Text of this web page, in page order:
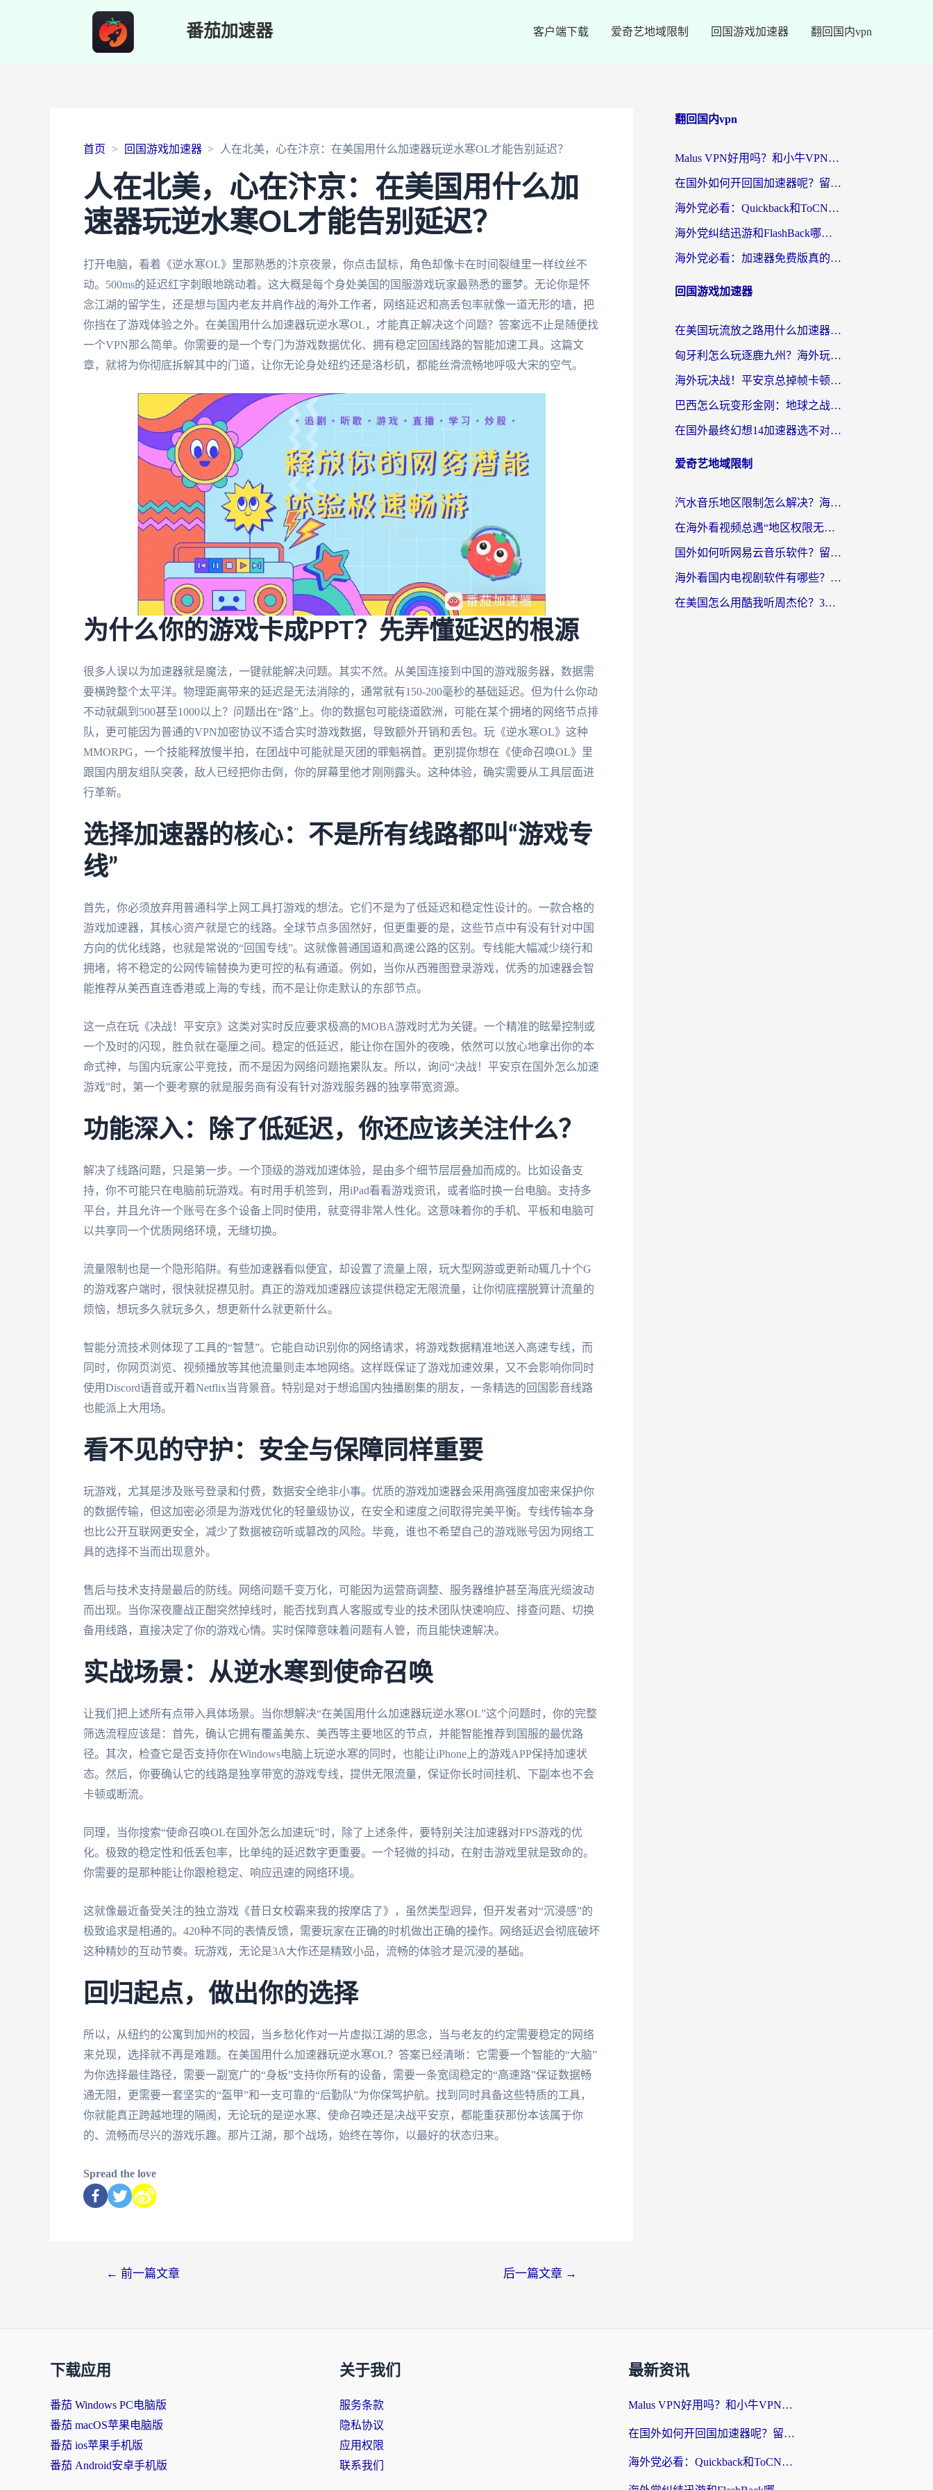
番茄加速器 客户端下载 爱奇艺地域限制 回国游戏加速器 翻回国内vpn
首页 回国游戏加速器 人在北美，心在汴京：在美国用什么加速器玩逆水寒OL才能告别延迟？
人在北美，心在汴京：在美国用什么加
速器玩逆水寒OL才能告别延迟？
打开电脑，看着《逆水寒OL》里那熟悉的汴京夜景，你点击鼠标，角色却像卡在时间裂缝里一样纹丝不
动。500ms的延迟红字刺眼地跳动着。这大概是每个身处美国的国服游戏玩家最熟悉的噩梦。无论你是怀
念江湖的留学生，还是想与国内老友并肩作战的海外工作者，网络延迟和高丢包率就像一道无形的墙，把
你挡在了游戏体验之外。在美国用什么加速器玩逆水寒OL，才能真正解决这个问题？答案远不止是随便找
一个VPN那么简单。你需要的是一个专门为游戏数据优化、拥有稳定回国线路的智能加速工具。这篇文
章，就将为你彻底拆解其中的门道，让你无论身处纽约还是洛杉矶，都能丝滑流畅地呼吸大宋的空气。
为什么你的游戏卡成PPT？先弄懂延迟的根源
很多人误以为加速器就是魔法，一键就能解决问题。其实不然。从美国连接到中国的游戏服务器，数据需
要横跨整个太平洋。物理距离带来的延迟是无法消除的，通常就有150-200毫秒的基础延迟。但为什么你动
不动就飙到500甚至1000以上？问题出在“路”上。你的数据包可能绕道欧洲，可能在某个拥堵的网络节点排
队，更可能因为普通的VPN加密协议不适合实时游戏数据，导致额外开销和丢包。玩《逆水寒OL》这种
MMORPG，一个技能释放慢半拍，在团战中可能就是灭团的罪魁祸首。更别提你想在《使命召唤OL》里
跟国内朋友组队突袭，敌人已经把你击倒，你的屏幕里他才刚刚露头。这种体验，确实需要从工具层面进
行革新。
选择加速器的核心：不是所有线路都叫“游戏专
线”
首先，你必须放弃用普通科学上网工具打游戏的想法。它们不是为了低延迟和稳定性设计的。一款合格的
游戏加速器，其核心资产就是它的线路。全球节点多固然好，但更重要的是，这些节点中有没有针对中国
方向的优化线路，也就是常说的“回国专线”。这就像普通国道和高速公路的区别。专线能大幅减少绕行和
拥堵，将不稳定的公网传输替换为更可控的私有通道。例如，当你从西雅图登录游戏，优秀的加速器会智
能推荐从美西直连香港或上海的专线，而不是让你走默认的东部节点。
这一点在玩《决战！平安京》这类对实时反应要求极高的MOBA游戏时尤为关键。一个精准的眩晕控制或
一个及时的闪现，胜负就在毫厘之间。稳定的低延迟，能让你在国外的夜晚，依然可以放心地拿出你的本
命式神，与国内玩家公平竞技，而不是因为网络问题拖累队友。所以，询问“决战！平安京在国外怎么加速
游戏”时，第一个要考察的就是服务商有没有针对游戏服务器的独享带宽资源。
功能深入：除了低延迟，你还应该关注什么？
解决了线路问题，只是第一步。一个顶级的游戏加速体验，是由多个细节层层叠加而成的。比如设备支
持，你不可能只在电脑前玩游戏。有时用手机签到，用iPad看看游戏资讯，或者临时换一台电脑。支持多
平台，并且允许一个账号在多个设备上同时使用，就变得非常人性化。这意味着你的手机、平板和电脑可
以共享同一个优质网络环境，无缝切换。
流量限制也是一个隐形陷阱。有些加速器看似便宜，却设置了流量上限，玩大型网游或更新动辄几十个G
的游戏客户端时，很快就捉襟见肘。真正的游戏加速器应该提供稳定无限流量，让你彻底摆脱算计流量的
烦恼，想玩多久就玩多久，想更新什么就更新什么。
智能分流技术则体现了工具的“智慧”。它能自动识别你的网络请求，将游戏数据精准地送入高速专线，而
同时，你网页浏览、视频播放等其他流量则走本地网络。这样既保证了游戏加速效果，又不会影响你同时
使用Discord语音或开着Netflix当背景音。特别是对于想追国内独播剧集的朋友，一条精选的回国影音线路
也能派上大用场。
看不见的守护：安全与保障同样重要
玩游戏，尤其是涉及账号登录和付费，数据安全绝非小事。优质的游戏加速器会采用高强度加密来保护你
的数据传输，但这加密必须是为游戏优化的轻量级协议，在安全和速度之间取得完美平衡。专线传输本身
也比公开互联网更安全，减少了数据被窃听或篡改的风险。毕竟，谁也不希望自己的游戏账号因为网络工
具的选择不当而出现意外。
售后与技术支持是最后的防线。网络问题千变万化，可能因为运营商调整、服务器维护甚至海底光缆波动
而出现。当你深夜鏖战正酣突然掉线时，能否找到真人客服或专业的技术团队快速响应、排查问题、切换
备用线路，直接决定了你的游戏心情。实时保障意味着问题有人管，而且能快速解决。
实战场景：从逆水寒到使命召唤
让我们把上述所有点带入具体场景。当你想解决“在美国用什么加速器玩逆水寒OL”这个问题时，你的完整
筛选流程应该是：首先，确认它拥有覆盖美东、美西等主要地区的节点，并能智能推荐到国服的最优路
径。其次，检查它是否支持你在Windows电脑上玩逆水寒的同时，也能让iPhone上的游戏APP保持加速状
态。然后，你要确认它的线路是独享带宽的游戏专线，提供无限流量，保证你长时间挂机、下副本也不会
卡顿或断流。
同理，当你搜索“使命召唤OL在国外怎么加速玩”时，除了上述条件，要特别关注加速器对FPS游戏的优
化。极致的稳定性和低丢包率，比单纯的延迟数字更重要。一个轻微的抖动，在射击游戏里就是致命的。
你需要的是那种能让你跟枪稳定、响应迅速的网络环境。
这就像最近备受关注的独立游戏《昔日女校霸来我的按摩店了》，虽然类型迥异，但开发者对“沉浸感”的
极致追求是相通的。420种不同的表情反馈，需要玩家在正确的时机做出正确的操作。网络延迟会彻底破坏
这种精妙的互动节奏。玩游戏，无论是3A大作还是精致小品，流畅的体验才是沉浸的基础。
回归起点，做出你的选择
所以，从纽约的公寓到加州的校园，当乡愁化作对一片虚拟江湖的思念，当与老友的约定需要稳定的网络
来兑现，选择就不再是难题。在美国用什么加速器玩逆水寒OL？答案已经清晰：它需要一个智能的“大脑”
为你选择最佳路径，需要一副宽广的“身板”支持你所有的设备，需要一条宽阔稳定的“高速路”保证数据畅
通无阻，更需要一套坚实的“盔甲”和一支可靠的“后勤队”为你保驾护航。找到同时具备这些特质的工具，
你就能真正跨越地理的隔阂，无论玩的是逆水寒、使命召唤还是决战平安京，都能重获那份本该属于你
的、流畅而尽兴的游戏乐趣。那片江湖，那个战场，始终在等你，以最好的状态归来。
Spread the love
← 前一篇文章 后一篇文章 →
翻回国内vpn
Malus VPN好用吗？和小牛VPN对比哪个回国效果更好？海外党亲测实用指南
在国外如何开回国加速器呢？留学生亲测的无缝访问国内资源指南
海外党必看：Quickback和ToCN好用吗？3分钟选对回国加速器的实用指南
海外党纠结迅游和FlashBack哪个好？2026实用指南教你选对回国加速器
海外党必看：加速器免费版真的能解决回国访问难题吗？附实用选择指南
回国游戏加速器
在美国玩流放之路用什么加速器？海外党国服游戏不卡顿的终极攻略
匈牙利怎么玩逐鹿九州？海外玩家国服游戏加速器终极指南（附永劫无间荣耀新三国解决方案）
海外玩决战！平安京总掉帧卡顿？用什么加速器比较好？实测指南来了
巴西怎么玩变形金刚：地球之战？海外玩家国服游戏加速终极指南（附新诛仙延迟密室逃脱18解决办法）
在国外最终幻想14加速器选不对？海外玩家的国服游戏加速避坑指南
爱奇艺地域限制
汽水音乐地区限制怎么解决？海外听国内音乐的实用指南来了
在海外看视频总遇“地区权限无法观看”？这篇攻略帮你轻松解锁国内影视动漫
国外如何听网易云音乐软件？留学生亲测有效的回国加速方案
海外看国内电视剧软件有哪些？海外党专属追剧指南来了
在美国怎么用酷我听周杰伦？3步解决海外听歌地域限制，附QQ音乐网易云通用技巧
下载应用
番茄 Windows PC电脑版
番茄 macOS苹果电脑版
番茄 ios苹果手机版
番茄 Android安卓手机版
关于我们
服务条款
隐私协议
应用权限
联系我们
最新资讯
Malus VPN好用吗？和小牛VPN对比哪个回国效果更好？海外党亲测实用指南
在国外如何开回国加速器呢？留学生亲测的无缝访问国内资源指南
海外党必看：Quickback和ToCN好用吗？3分钟选对回国加速器的实用指南